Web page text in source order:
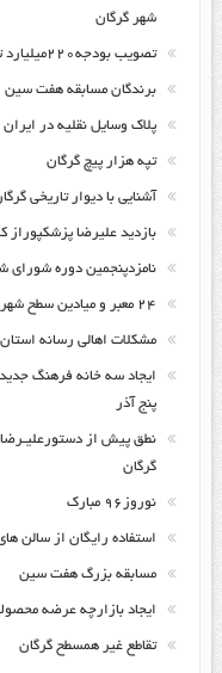
شهر گرگان
تصویب بودجه۲۲۰میلیارد تومانی سال ۹۶ شهرداری گرگان
برندگان مسابقه هفت سین
پلاک وسایل نقلیه در ایران
تپه هزار پیچ گرگان
آشنایی با دیوار تاریخی
بازدید علیرضا
نامزدپنجمین دوره شورای
۲۴ معبر و میادین سطح شهر نامگذاری جدید شد
مشکلات اهالی رسانه
پنج آذر
نطق پیش از
گرگان
نوروز۹۶ مبارک
استفاده رایگان از سالن
مسابقه بزرگ هفت سین
ایجاد بازارچه عرضه
تقاطع غیر همسطح گرگان